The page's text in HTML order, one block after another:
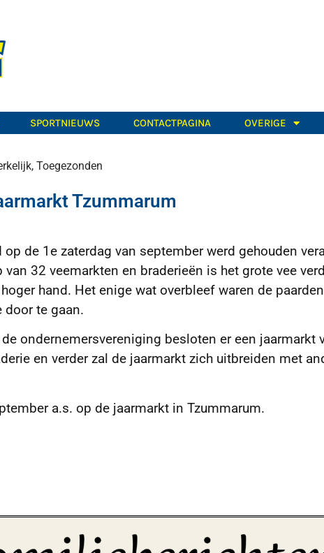
SPORTNIEUWS CONTACTPAGINA OVERIGE
, Toegezonden
Tzummarum
de 1e zaterdag van september werd gehouden
32 veemarkten en braderieën is het grote vee
hand. Het enige wat overbleef waren de paarden
door te gaan.
ondernemersvereniging besloten er een jaarmarkt
en verder zal de jaarmarkt zich uitbreiden met
a.s. op de jaarmarkt in Tzummarum.